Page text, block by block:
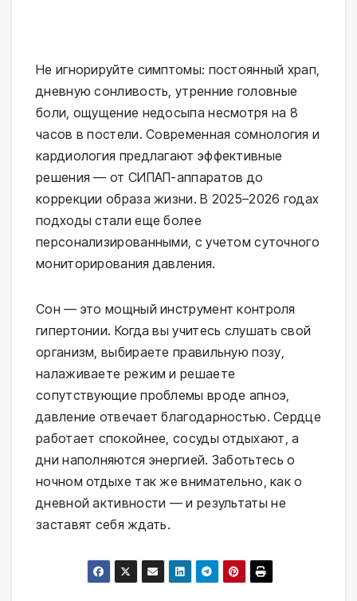
Не игнорируйте симптомы: постоянный храп,
дневную сонливость, утренние головные
боли, ощущение недосыпа несмотря на 8
часов в постели. Современная сомнология и
кардиология предлагают эффективные
решения — от СИПАП-аппаратов до
коррекции образа жизни. В 2025–2026 годах
подходы стали еще более
персонализированными, с учетом суточного
мониторирования давления.
Сон — это мощный инструмент контроля
гипертонии. Когда вы учитесь слушать свой
организм, выбираете правильную позу,
налаживаете режим и решаете
сопутствующие проблемы вроде апноэ,
давление отвечает благодарностью. Сердце
работает спокойнее, сосуды отдыхают, а
дни наполняются энергией. Заботьтесь о
ночном отдыхе так же внимательно, как о
дневной активности — и результаты не
заставят себя ждать.